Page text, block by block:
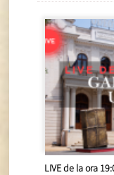
LIVE de la ora